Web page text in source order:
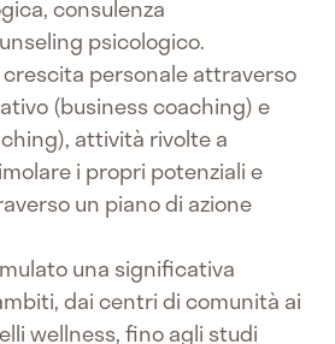
consulenza
psicologico.
personale attraverso
(business coaching) e
attività rivolte a
i propri potenziali e
un piano di azione
una significativa
dai centri di comunità ai
wellness, fino agli studi